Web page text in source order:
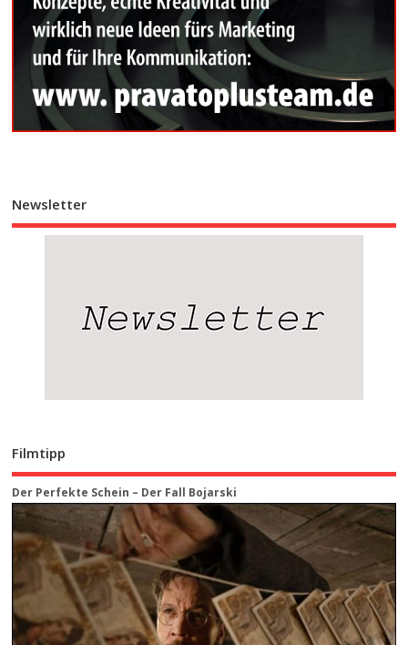
Newsletter
Filmtipp
Der Perfekte Schein – Der Fall Bojarski